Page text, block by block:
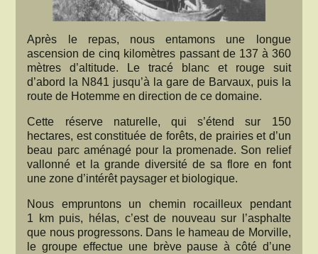
Après le repas, nous entamons une longue
ascension de cinq kilomètres passant de 137 à 360
mètres d’altitude. Le tracé blanc et rouge suit
d’abord la N841 jusqu’à la gare de Barvaux, puis la
route de Hotemme en direction de ce domaine.
Cette réserve naturelle, qui s’étend sur 150
hectares, est constituée de forêts, de prairies et d’un
beau parc aménagé pour la promenade. Son relief
vallonné et la grande diversité de sa flore en font
une zone d’intérêt paysager et biologique.
Nous empruntons un chemin rocailleux pendant
1 km puis, hélas, c’est de nouveau sur l’asphalte
que nous progressons. Dans le hameau de Morville,
le groupe effectue une brève pause à côté d’une